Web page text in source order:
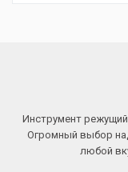
Инструмент
Огромный выбор
любой